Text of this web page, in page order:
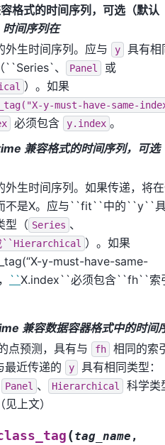
格式的时间序列，可选（默认
时间序列在
外生时间序列。应与
y
具有相
``Series`、 Panel 或
）。如果
y-must-have-same-
必须包含 y.index 。
兼容格式的时间序列，可选
外生时间序列。如果传递，将
不是X。应与``fit``中的``y``
型（ Series 、
``Hierarchical ）。如果
y-must-have-same-
``X.index``必须包含``fh``索
兼容数据容器格式中的时间
点预测，具有与 fh 相同的索
最近传递的 y 具有相同类型：
Panel 、 Hierarchical
科学类
上文）
(tag_name ,